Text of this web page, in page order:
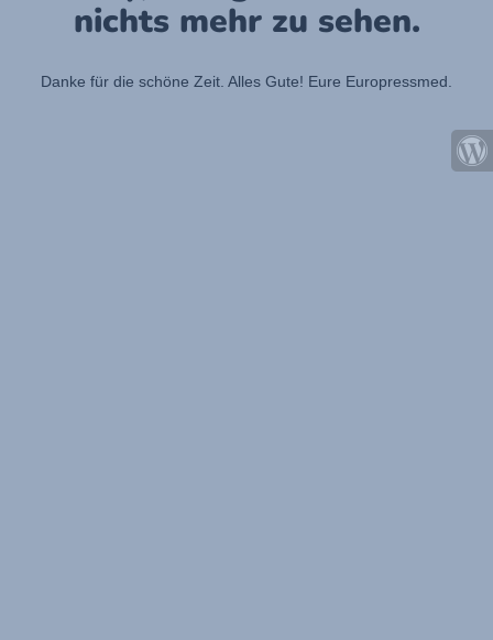
nichts mehr zu sehen.
Danke für die schöne Zeit. Alles Gute! Eure Europressmed.